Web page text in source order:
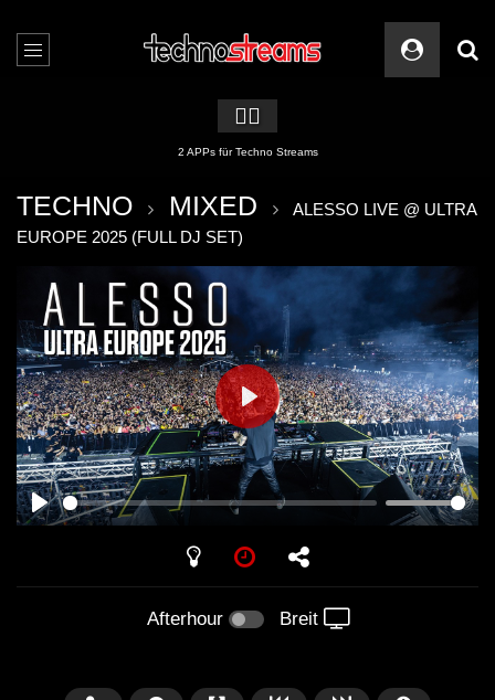
🏳️‍🌈
2 APPs für Techno Streams
TECHNO MIXED
ALESSO LIVE @ ULTRA
EUROPE 2025 (FULL DJ SET)
PLAY
PLAY
Afterhour Breit